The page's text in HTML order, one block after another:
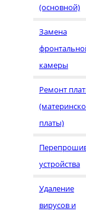
(основной)
Замена
камеры
Ремонт
платы)
устройства
Удаление
вирусов и